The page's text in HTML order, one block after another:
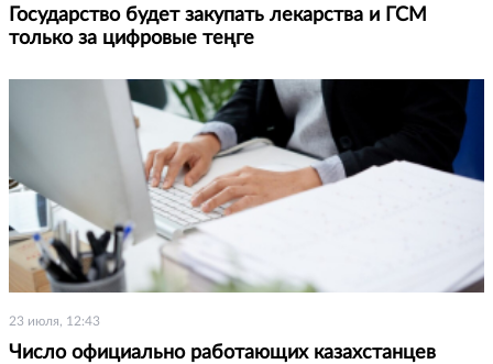
Государство будет закупать лекарства и ГСМ
только за цифровые теңге
23 июля, 12:43
Число официально работающих казахстанцев